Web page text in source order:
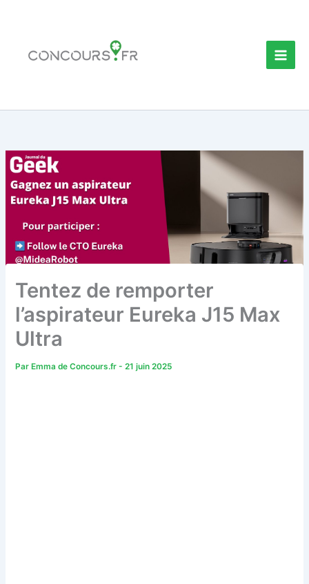
Tentez de remporter
l’aspirateur Eureka J15 Max
Ultra
Par Emma de Concours.fr-21 juin 2025